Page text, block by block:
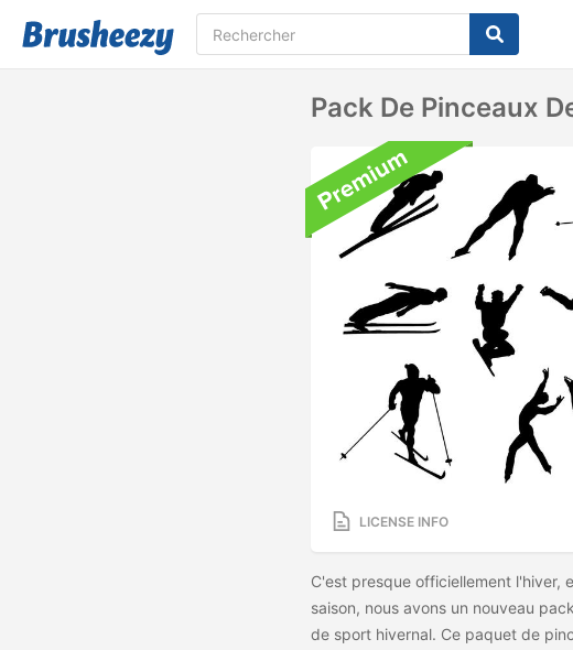
Pack De Pinceaux
LICENSE INFO
C'est presque officiellement l'hiver,
saison, nous avons un nouveau
de sport hivernal. Ce paquet de